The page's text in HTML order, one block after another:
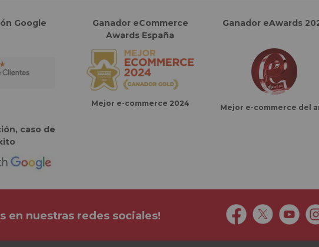
Google
caso de
Ganador eCommerce
Awards España
Mejor e-commerce 2024
Ganador eAwards
Mejor e-commerce del
en nuestras redes sociales!